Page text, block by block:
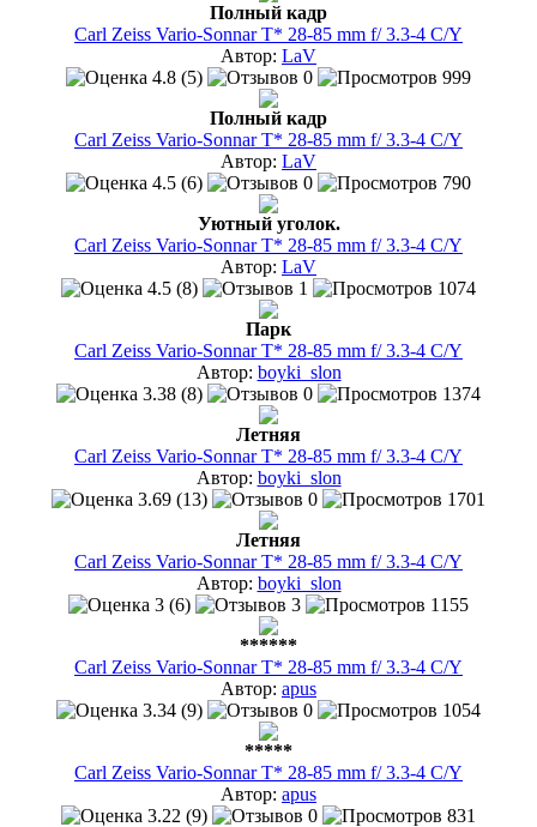
Полный кадр
Carl Zeiss Vario-Sonnar T* 28-85 mm f/ 3.3-4 C/Y
Автор: LaV
4.8 (5)
0
999
Полный кадр
Carl Zeiss Vario-Sonnar T* 28-85 mm f/ 3.3-4 C/Y
Автор: LaV
4.5 (6)
0
790
Уютный уголок.
Carl Zeiss Vario-Sonnar T* 28-85 mm f/ 3.3-4 C/Y
Автор: LaV
4.5 (8)
1
1074
Парк
Carl Zeiss Vario-Sonnar T* 28-85 mm f/ 3.3-4 C/Y
Автор: boyki_slon
3.38 (8)
0
1374
Летняя
Carl Zeiss Vario-Sonnar T* 28-85 mm f/ 3.3-4 C/Y
Автор: boyki_slon
3.69 (13)
0
1701
Летняя
Carl Zeiss Vario-Sonnar T* 28-85 mm f/ 3.3-4 C/Y
Автор: boyki_slon
3 (6)
3
1155
******
Carl Zeiss Vario-Sonnar T* 28-85 mm f/ 3.3-4 C/Y
Автор: apus
3.34 (9)
0
1054
*****
Carl Zeiss Vario-Sonnar T* 28-85 mm f/ 3.3-4 C/Y
Автор: apus
3.22 (9)
0
831